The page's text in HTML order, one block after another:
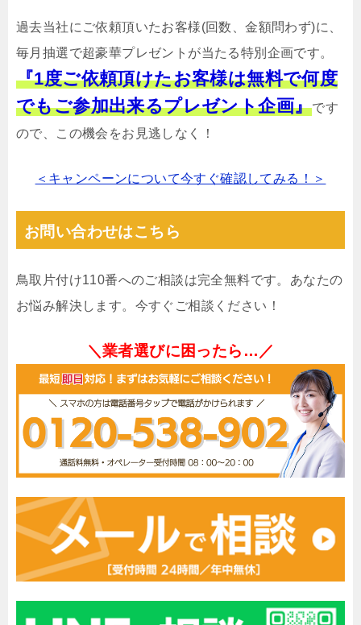
過去当社にご依頼頂いたお客様(回数、金額問わず)に、
毎月抽選で超豪華プレゼントが当たる特別企画です。
『1度ご依頼頂けたお客様は無料で何度
でもご参加出来るプレゼント企画』です
ので、この機会をお見逃しなく！
＜キャンペーンについて今すぐ確認してみる！＞
お問い合わせはこちら
鳥取片付け110番へのご相談は完全無料です。あなたの
お悩み解決します。今すぐご相談ください！
＼業者選びに困ったら…／